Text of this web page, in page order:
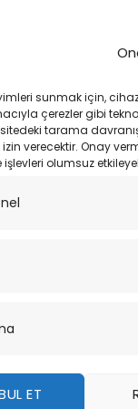
sunmak için,
çerezler gibi
tarama
verecektir. Onay
işlevleri olumsuz
ET
Nınja 96-03 Dıd
andaki
fiyat:
₺5,850.00.